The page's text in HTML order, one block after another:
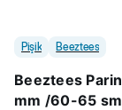
Pişik Beeztees
Beeztees
mm /60-65